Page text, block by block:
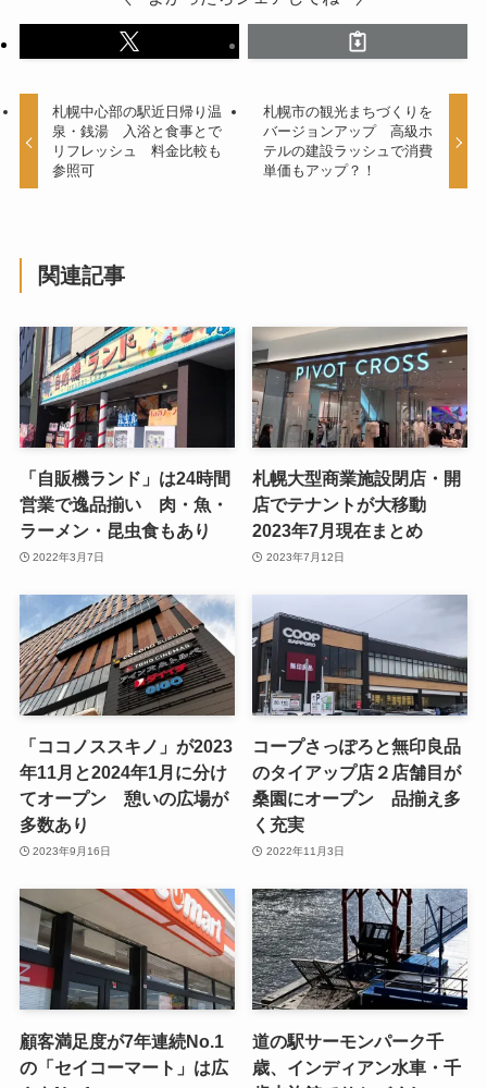
札幌中心部の駅近日帰り温
泉・銭湯 入浴と食事とで
リフレッシュ 料金比較も
参照可
札幌市の観光まちづくりを
バージョンアップ 高級ホ
テルの建設ラッシュで消費
単価もアップ？！
関連記事
「自販機ランド」は24時間
営業で逸品揃い 肉・魚・
ラーメン・昆虫食もあり
2022年3月7日
札幌大型商業施設閉店・開
店でテナントが大移動
2023年7月現在まとめ
2023年7月12日
「ココノススキノ」が2023
年11月と2024年1月に分け
てオープン 憩いの広場が
多数あり
2023年9月16日
コープさっぽろと無印良品
のタイアップ店２店舗目が
桑園にオープン 品揃え多
く充実
2022年11月3日
顧客満足度が7年連続No.1
の「セイコーマート」は広
道の駅サーモンパーク千
歳、インディアン水車・千